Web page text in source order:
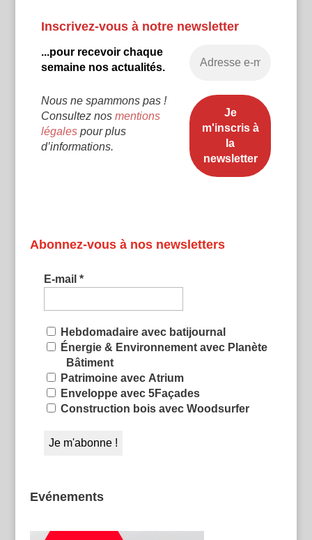
Inscrivez-vous à notre newsletter
...pour recevoir chaque
semaine nos actualités.
Nous ne spammons pas !
Consultez nos mentions
légalespour plus
d’informations.
Abonnez-vous à nos newsletters
E-mail *
Hebdomadaire avec batijournal
Énergie & Environnement avec Planète
Bâtiment
Patrimoine avec Atrium
Enveloppe avec 5Façades
Construction bois avec Woodsurfer
Evénements